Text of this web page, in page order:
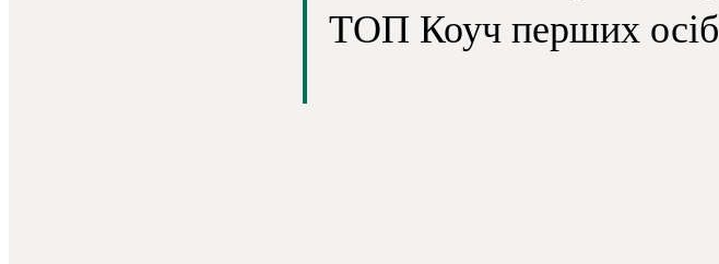
ТОП Коуч перших осіб